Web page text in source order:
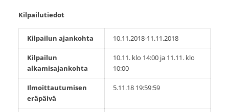
Kilpailutiedot
Kilpailun ajankohta 10.11.2018-11.11.2018
Kilpailun
alkamisajankohta
10.11. klo 14:00 ja 11.11. klo
10:00
Ilmoittautumisen
eräpäivä
5.11.18 19:59:59